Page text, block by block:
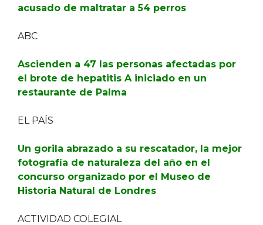
acusado de maltratar a 54 perros
ABC
Ascienden a 47 las personas afectadas por
el brote de hepatitis A iniciado en un
restaurante de Palma
EL PAÍS
Un gorila abrazado a su rescatador, la mejor
fotografía de naturaleza del año en el
concurso organizado por el Museo de
Historia Natural de Londres
ACTIVIDAD COLEGIAL